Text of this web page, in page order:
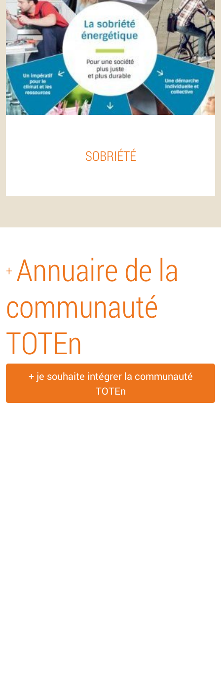
SOBRIÉTÉ
+ Annuaire de la
communauté
TOTEn
+ je souhaite intégrer la communauté
TOTEn